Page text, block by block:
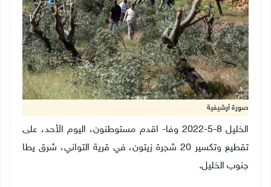
صورة أرشيفية
الخليل 8-5-2022 وفا- اقدم مستوطنون، اليوم الأحد، على
تقطيع وتكسير 20 شجرة زيتون، في قرية التواني، شرق يطا
جنوب الخليل.